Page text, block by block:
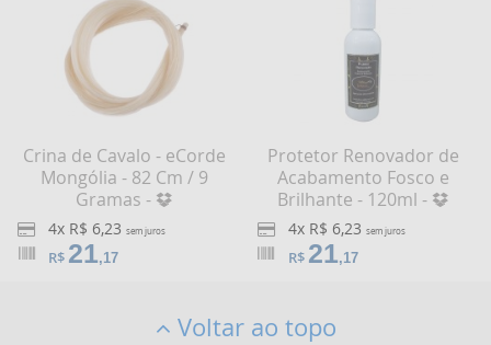
Crina de Cavalo - eCorde
Mongólia - 82 Cm / 9
Gramas -
4x R$ 6,23 sem juros
R$ 21,17
Protetor Renovador de
Acabamento Fosco e
Brilhante - 120ml -
4x R$ 6,23 sem juros
R$ 21,17
Voltar ao topo